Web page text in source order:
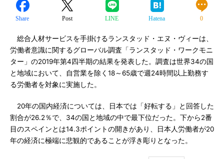
Share Post LINE Hatena 0
総合人材サービスを手掛けるランスタッド・エヌ・ヴィーは、
労働者意識に関するグローバル調査「ランスタッド・ワークモニ
ター」の2019年第4四半期の結果を発表した。調査は世界34の国
と地域において、自営業を除く18～65歳で週24時間以上勤務す
る労働者を対象に実施した。
20年の国内経済については、日本では「好転する」と回答した
割合が26.2％で、34の国と地域の中で最下位だった。下から2番
目のスペインとは14.3ポイントの開きがあり、日本人労働者が20
年の経済に極端に悲観的であることが浮き彫りとなった。